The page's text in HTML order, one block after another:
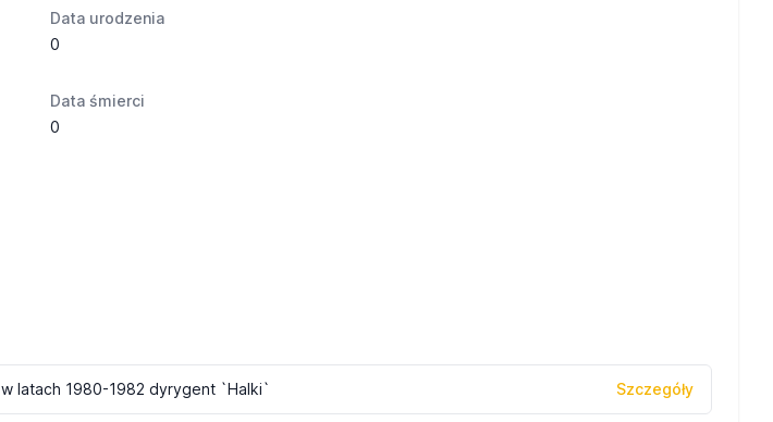
Data urodzenia
0
Data śmierci
0
w latach 1980-1982 dyrygent `Halki` Szczegóły